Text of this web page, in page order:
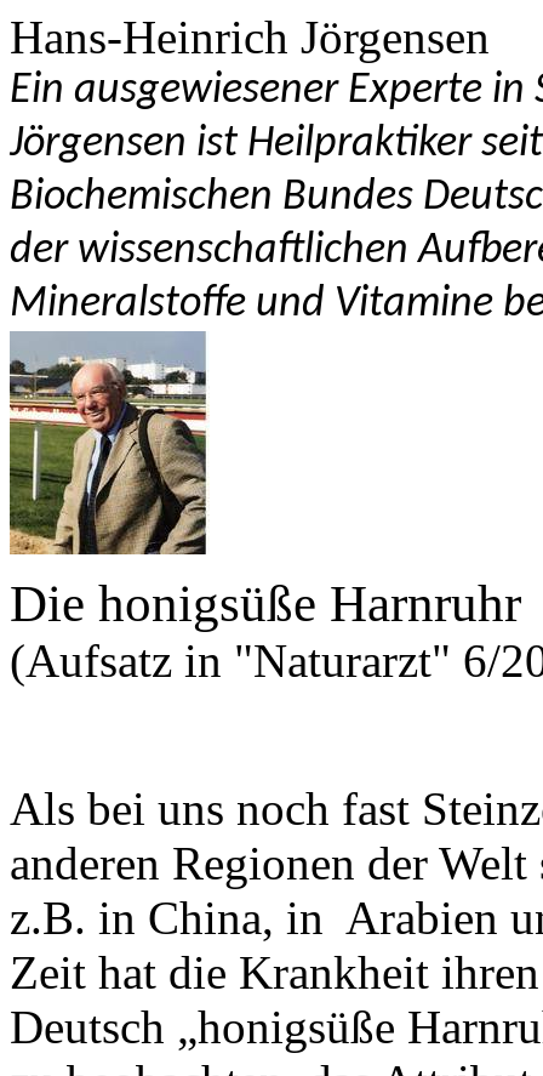
Hans-Heinrich Jörgensen
Ein ausgewiesener Experte in
Jörgensen ist Heilpraktiker
Biochemischen Bundes
der wissenschaftlichen
Mineralstoffe und Vitamine
Die honigsüße Harnruhr
(Aufsatz in "Naturarzt" 6/
Als bei uns noch fast
anderen Regionen der
z.B. in China, in Arabien
Zeit hat die Krankheit
Deutsch „honigsüße